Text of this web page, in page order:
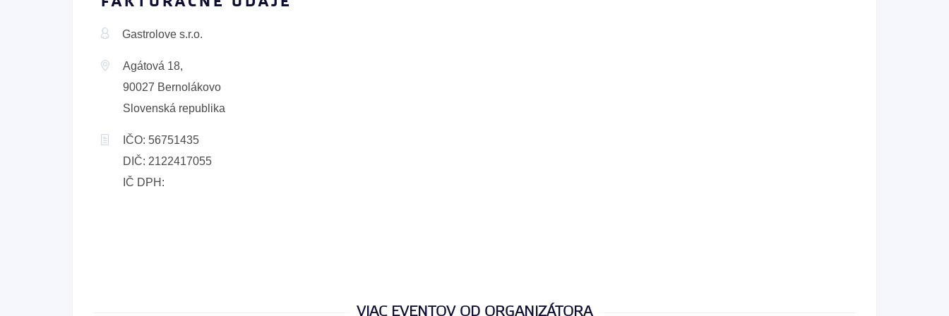
FAKTURAČNÉ ÚDAJE
Gastrolove s.r.o.
Agátová 18,
90027 Bernolákovo
Slovenská republika
IČO: 56751435
DIČ: 2122417055
IČ DPH:
VIAC EVENTOV OD ORGANIZÁTORA